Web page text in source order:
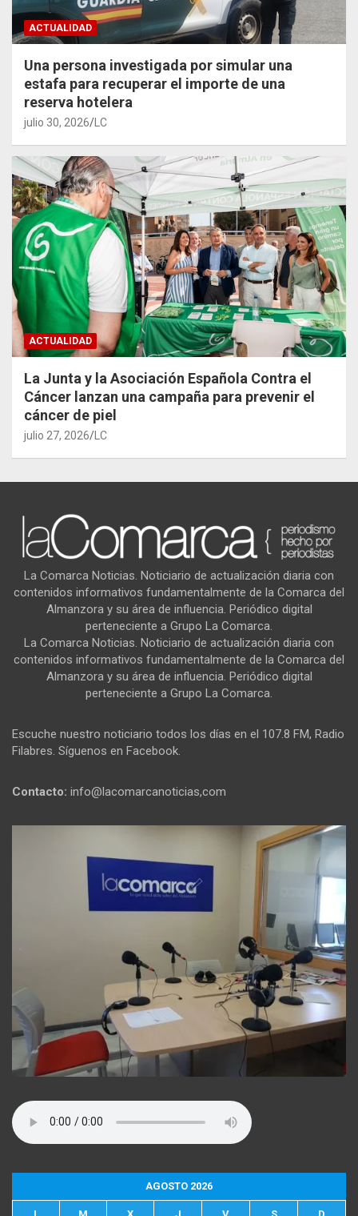
ACTUALIDAD
Una persona investigada por simular una
estafa para recuperar el importe de una
reserva hotelera
julio 30, 2026 LC
ACTUALIDAD
La Junta y la Asociación Española Contra el
Cáncer lanzan una campaña para prevenir el
cáncer de piel
julio 27, 2026 LC
La Comarca Noticias. Noticiario de actualización diaria con
contenidos informativos fundamentalmente de la Comarca del
Almanzora y su área de influencia. Periódico digital
perteneciente a Grupo La Comarca.
La Comarca Noticias. Noticiario de actualización diaria con
contenidos informativos fundamentalmente de la Comarca del
Almanzora y su área de influencia. Periódico digital
perteneciente a Grupo La Comarca.
Escuche nuestro noticiario todos los días en el 107.8 FM, Radio
Filabres. Síguenos en Facebook.
Contacto: info@lacomarcanoticias,com
AGOSTO 2026